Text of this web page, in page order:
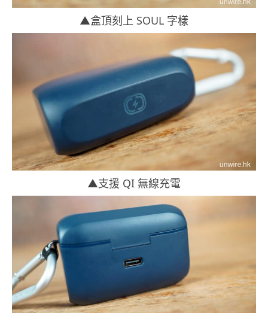
▲盒頂刻上 SOUL 字樣
▲支援 QI 無線充電